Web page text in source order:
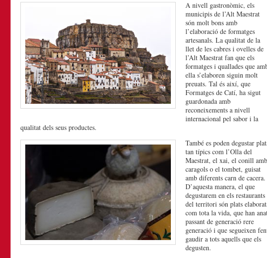
A nivell gastronòmic, els
municipis de l’Alt Maestrat
són molt bons amb
l’elaboració de formatges
artesanals. La qualitat de la
llet de les cabres i ovelles de
l’Alt Maestrat fan que els
formatges i quallades que
ella s’elaboren siguin molt
preuats. Tal és així, que
Formatges de Catí, ha sigut
guardonada amb
reconeixements a nivell
internacional pel sabor i la
qualitat dels seus productes.
També es poden degustar
tan típics com l’Olla del
Maestrat, el xai, el conill amb
caragols o el tombet, guisat
amb diferents carn de cacera.
D’aquesta manera, el que
degustarem en els restaurants
del territori són plats
com tota la vida, que han
passant de generació rere
generació i que segueixen
gaudir a tots aquells que els
degusten.